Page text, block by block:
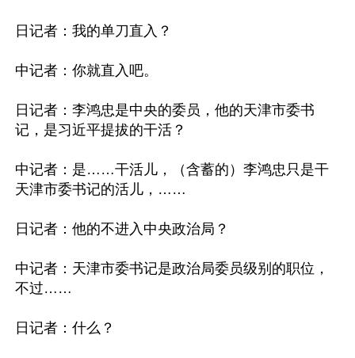
日记者：我的单刀直入？
中记者：你就直入吧。
日记者：李鸿忠是中央的委员，他的天津市委书
记，是习近平提拔的干活？
中记者：是……干活儿，（含蓄的）李鸿忠只是干
天津市委书记的活儿，……
日记者：他的不进入中央政治局？
中记者：天津市委书记是政治局委员级别的职位，
不过……
日记者：什么？